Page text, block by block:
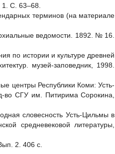
С. 63–68.
терминов (на материале
ведомости. 1892. № 16.
по истории и культуре древней
музей-заповедник, 1998.
центры Республики Коми: Усть-
во СГУ им. Питирима Сорокина,
словесность Усть-Цильмы в
средневековой литературы,
2. 406 с.